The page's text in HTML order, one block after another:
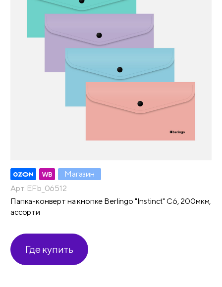
Магазин
Арт. EFb_06512
Папка-конверт на кнопке Berlingo "Instinct" C6, 200мкм,
ассорти
Где купить